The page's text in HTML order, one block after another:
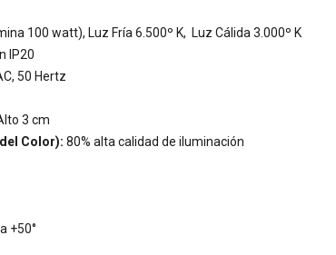
100 watt), Luz Fría 6.500º K, Luz Cálida 3.000º K
IP20
50 Hertz
3 cm
Color): 80% alta calidad de iluminación
+50°